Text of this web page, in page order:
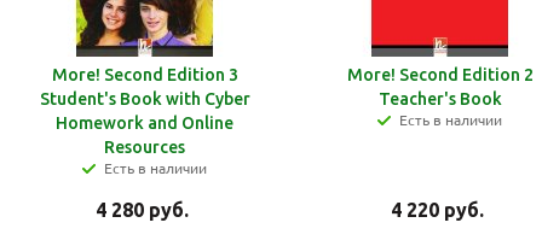
More! Second Edition 3
Student's Book with Cyber
Homework and Online
Resources
Есть в наличии
4 280 руб.
More! Second Edition 2
Teacher's Book
Есть в наличии
4 220 руб.